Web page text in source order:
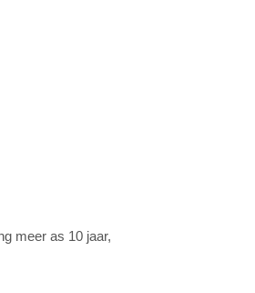
meer as 10 jaar,